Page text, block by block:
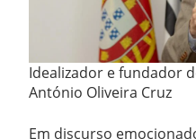
Idealizador e fundador
António Oliveira Cruz
Em discurso